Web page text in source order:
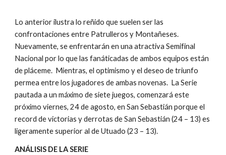
Lo anterior ilustra lo reñido que suelen ser las
confrontaciones entre Patrulleros y Montañeses.
Nuevamente, se enfrentarán en una atractiva Semifinal
Nacional por lo que las fanáticadas de ambos equipos están
de pláceme.  Mientras, el optimismo y el deseo de triunfo
permea entre los jugadores de ambas novenas.  La Serie
pautada a un máximo de siete juegos, comenzará este
próximo viernes, 24 de agosto, en San Sebastián porque el
record de victorias y derrotas de San Sebastián (24 – 13) es
ligeramente superior al de Utuado (23 – 13).
ANÁLISIS DE LA SERIE